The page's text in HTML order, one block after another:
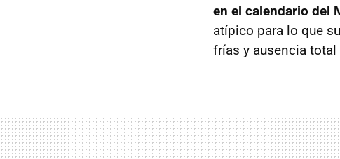
en el calendario del
atípico para lo que
frías y ausencia total